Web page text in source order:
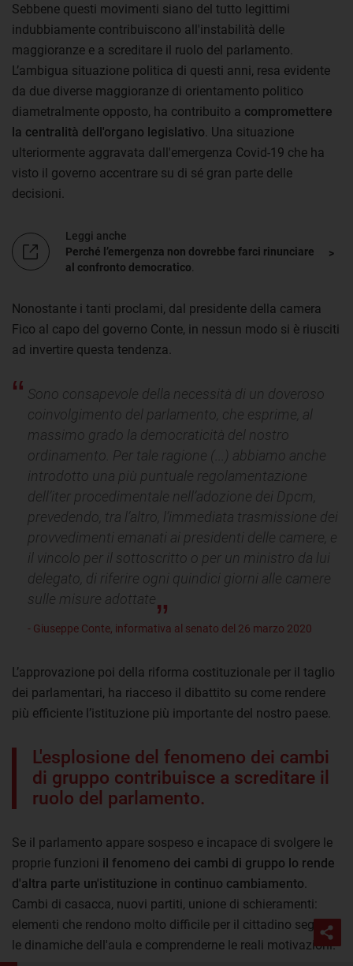
Sebbene questi movimenti siano del tutto legittimi
indubbiamente contribuiscono all'instabilità delle
maggioranze e a screditare il ruolo del parlamento.
L’ambigua situazione politica di questi anni, resa evidente
da due diverse maggioranze di orientamento politico
diametralmente opposto, ha contribuito a compromettere
la centralità dell'organo legislativo . Una situazione
ulteriormente aggravata dall'emergenza Covid-19 che ha
visto il governo accentrare su di sé gran parte delle
decisioni.
Leggi anche
Perché l’emergenza non dovrebbe farci rinunciare
al confronto democratico
Nonostante i tanti proclami, dal presidente della camera
Fico al capo del governo Conte, in nessun modo si è riusciti
ad invertire questa tendenza.
Sono consapevole della necessità di un doveroso
coinvolgimento del parlamento, che esprime, al
massimo grado la democraticità del nostro
ordinamento. Per tale ragione (...) abbiamo anche
introdotto una più puntuale regolamentazione
dell’iter procedimentale nell’adozione dei Dpcm,
prevedendo, tra l’altro, l’immediata trasmissione dei
provvedimenti emanati ai presidenti delle camere, e
il vincolo per il sottoscritto o per un ministro da lui
delegato, di riferire ogni quindici giorni alle camere
sulle misure adottate
- Giuseppe Conte, informativa al senato del 26 marzo 2020
L’approvazione poi della riforma costituzionale per il taglio
dei parlamentari, ha riacceso il dibattito su come rendere
più efficiente l’istituzione più importante del nostro paese.
L'esplosione del fenomeno dei cambi
di gruppo contribuisce a screditare il
ruolo del parlamento.
Se il parlamento appare sospeso e incapace di svolgere le
proprie funzioni il fenomeno dei cambi di gruppo lo rende
d'altra parte un'istituzione in continuo cambiamento
Cambi di casacca, nuovi partiti, unione di schieramenti:
elementi che rendono molto difficile per il cittadino seguire
le dinamiche dell'aula e comprenderne le reali motivazioni.